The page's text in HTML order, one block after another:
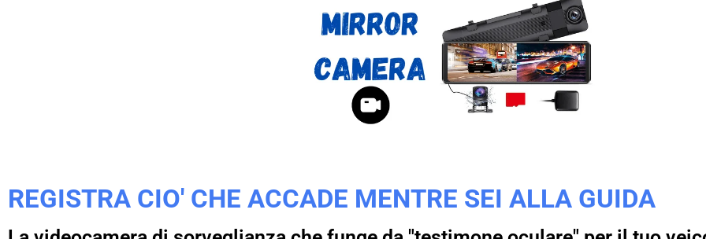
REGISTRA CIO' CHE ACCADE MENTRE SEI ALLA GUIDA